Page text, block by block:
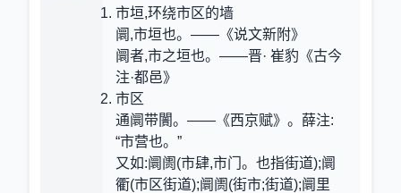
市垣,环绕市区的墙
阛,市垣也。——《说文新附》
阛者,市之垣也。——晋· 崔豹《古今
注·都邑》
市区
通阛带闠。——《西京赋》。薛注:
“市营也。”
又如:阛阓(市肆,市门。也指街道);阛
衢(市区街道);阛阓(街市;街道);阛里